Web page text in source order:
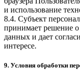
и использование
8.4. Субъект
принимает решение о
данных и дает
интересе.
9. Условия обработки